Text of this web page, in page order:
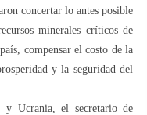
concertar lo antes posible
minerales críticos de
compensar el costo de la
y la seguridad del
Ucrania, el secretario de